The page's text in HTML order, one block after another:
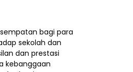
bagi para
sekolah dan
dan prestasi
kebanggaan